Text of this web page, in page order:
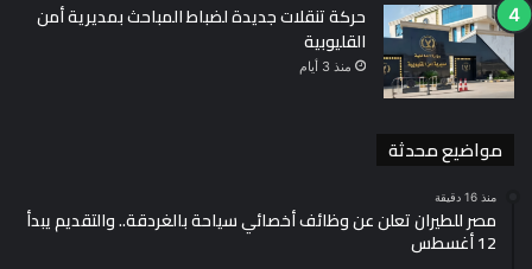
حركة تنقلات جديدة لضباط المباحث بمديرية أمن
القليوبية
منذ 3 أيام
مواضيع محدثة
منذ 16 دقيقة
مصر للطيران تعلن عن وظائف أخصائي سياحة بالغردقة.. والتقديم يبدأ
12 أغسطس